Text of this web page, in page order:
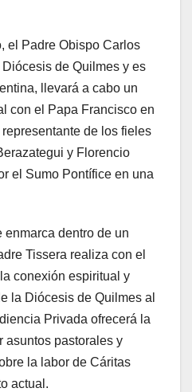
el Padre Obispo Carlos
de Quilmes y es
llevará a cabo un
con el Papa Francisco en
de los fieles
y Florencio
el Sumo Pontífice en una
enmarca dentro de un
Tissera realiza con el
conexión espiritual y
la Diócesis de Quilmes al
Privada ofrecerá la
asuntos pastorales y
la labor de Cáritas
actual.